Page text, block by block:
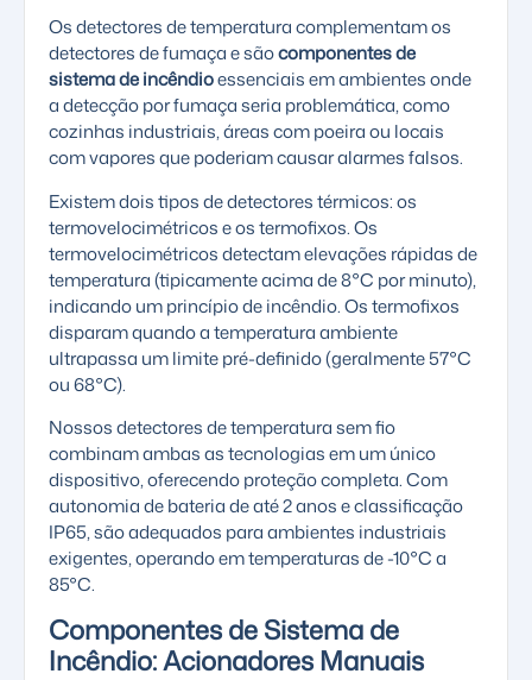
Os detectores de temperatura complementam os
detectores de fumaça e sãocomponentes de
sistema de incêndioessenciais em ambientes onde
a detecção por fumaça seria problemática, como
cozinhas industriais, áreas com poeira ou locais
com vapores que poderiam causar alarmes falsos.
Existem dois tipos de detectores térmicos: os
termovelocimétricos e os termofixos. Os
termovelocimétricos detectam elevações rápidas de
temperatura (tipicamente acima de 8°C por minuto),
indicando um princípio de incêndio. Os termofixos
disparam quando a temperatura ambiente
ultrapassa um limite pré-definido (geralmente 57°C
ou 68°C).
Nossos detectores de temperatura sem fio
combinam ambas as tecnologias em um único
dispositivo, oferecendo proteção completa. Com
autonomia de bateria de até 2 anos e classificação
IP65, são adequados para ambientes industriais
exigentes, operando em temperaturas de -10°C a
85°C.
Componentes de Sistema de
Incêndio: Acionadores Manuais